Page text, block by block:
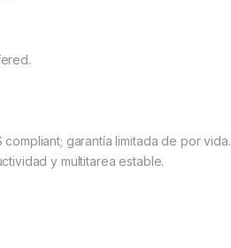
garantía limitada de por vida.
y multitarea estable.